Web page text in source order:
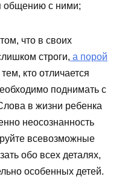
общению с ними;
что в своих
строги, а порой
кто отличается
поднимать с
в жизни ребенка
неосознанность
всевозможные
обо всех деталях,
особенных детей.